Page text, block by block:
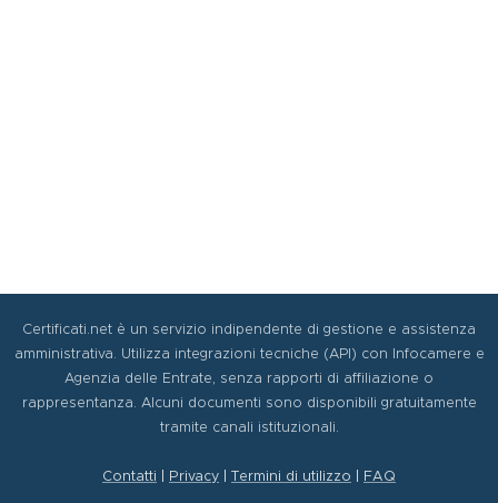
Certificati.net è un servizio indipendente di gestione e assistenza
amministrativa. Utilizza integrazioni tecniche (API) con Infocamere e
Agenzia delle Entrate, senza rapporti di affiliazione o
rappresentanza. Alcuni documenti sono disponibili gratuitamente
tramite canali istituzionali.
Contatti Privacy Termini di utilizzo FAQ